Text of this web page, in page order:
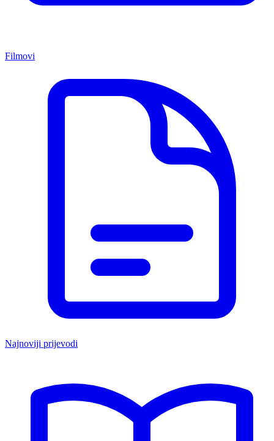
Filmovi
Najnoviji prijevodi